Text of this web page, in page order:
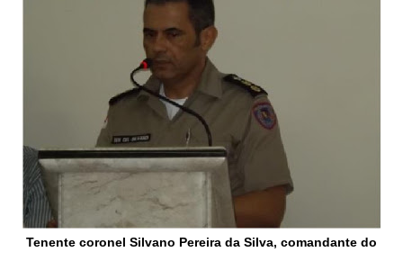
Tenente coronel Silvano Pereira da Silva, comandante do